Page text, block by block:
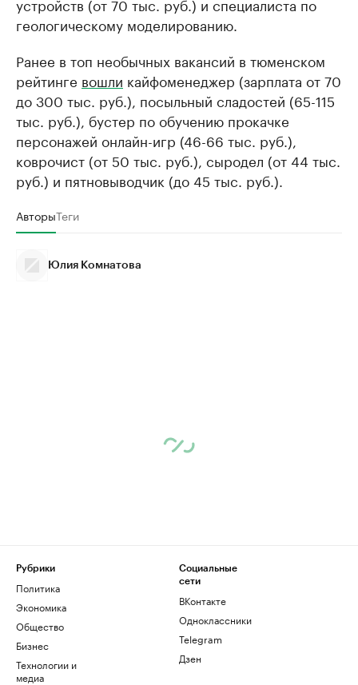
геологическому моделированию.
Ранее в топ необычных вакансий в тюменском
рейтинге вошли кайфоменеджер (зарплата от 70
до 300 тыс. руб.), посыльный сладостей (65-115
тыс. руб.), бустер по обучению прокачке
персонажей онлайн-игр (46-66 тыс. руб.),
коврочист (от 50 тыс. руб.), сыродел (от 44 тыс.
руб.) и пятновыводчик (до 45 тыс. руб.).
АвторыТеги
Юлия Комнатова
Рубрики
Политика
Экономика
Общество
Бизнес
Технологии и
медиа
Социальные
сети
ВКонтакте
Одноклассники
Telegram
Дзен